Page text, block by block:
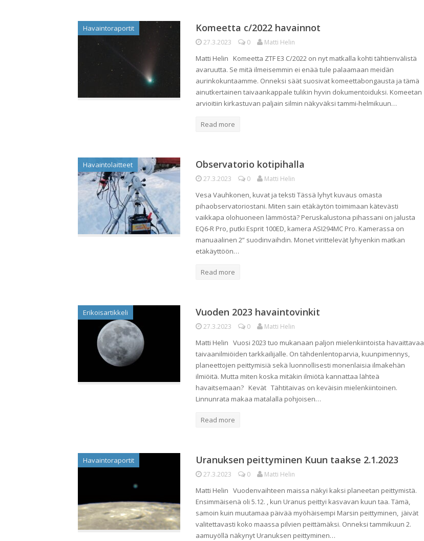
Havaintoraportit Komeetta c/2022 havainnot
27.3.2023 0 Matti Helin
Matti Helin Komeetta ZTF E3 C/2022 on nyt matkalla kohti tähtienvälistä
avaruutta. Se mitä ilmeisemmin ei enää tule palaamaan meidän
aurinkokuntaamme. Onneksi säät suosivat komeettabongausta ja tämä
ainutkertainen taivaankappale tulikin hyvin dokumentoiduksi. Komeetan
arvioitiin kirkastuvan paljain silmin näkyväksi tammi-helmikuun…
Read more
Havaintolaitteet Observatorio kotipihalla
27.3.2023 0 Matti Helin
Vesa Vauhkonen, kuvat ja teksti Tässä lyhyt kuvaus omasta
pihaobservatoriostani. Miten sain etäkäytön toimimaan kätevästi
vaikkapa olohuoneen lämmöstä? Peruskalustona pihassani on jalusta
EQ6-R Pro, putki Esprit 100ED, kamera ASI294MC Pro. Kamerassa on
manuaalinen 2” suodinvaihdin. Monet virittelevät lyhyenkin matkan
etäkäyttöön…
Read more
Erikoisartikkeli Vuoden 2023 havaintovinkit
27.3.2023 0 Matti Helin
Matti Helin Vuosi 2023 tuo mukanaan paljon mielenkiintoista havaittavaa
taivaanilmiöiden tarkkailijalle. On tähdenlentoparvia, kuunpimennys,
planeettojen peittymisiä sekä luonnollisesti monenlaisia ilmakehän
ilmiöitä. Mutta miten koska mitäkin ilmiötä kannattaa lähteä
havaitsemaan? Kevät Tähtitaivas on keväisin mielenkiintoinen.
Linnunrata makaa matalalla pohjoisen…
Read more
Havaintoraportit Uranuksen peittyminen Kuun taakse 2.1.2023
27.3.2023 0 Matti Helin
Matti Helin Vuodenvaihteen maissa näkyi kaksi planeetan peittymistä.
Ensimmäisenä oli 5.12. , kun Uranus peittyi kasvavan kuun taa. Tämä,
samoin kuin muutamaa päivää myöhäisempi Marsin peittyminen, jäivät
valitettavasti koko maassa pilvien peittämäksi. Onneksi tammikuun 2.
aamuyöllä näkynyt Uranuksen peittyminen…